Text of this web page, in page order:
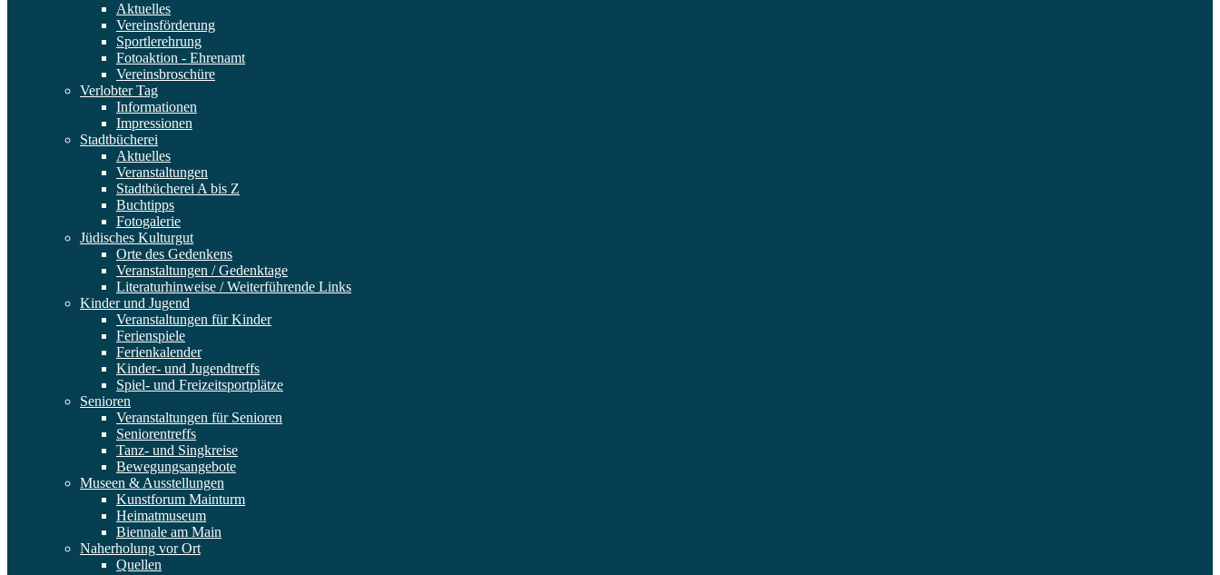
Aktuelles
Vereinsförderung
Sportlerehrung
Fotoaktion - Ehrenamt
Vereinsbroschüre
Verlobter Tag
Informationen
Impressionen
Stadtbücherei
Aktuelles
Veranstaltungen
Stadtbücherei A bis Z
Buchtipps
Fotogalerie
Jüdisches Kulturgut
Orte des Gedenkens
Veranstaltungen / Gedenktage
Literaturhinweise / Weiterführende Links
Kinder und Jugend
Veranstaltungen für Kinder
Ferienspiele
Ferienkalender
Kinder- und Jugendtreffs
Spiel- und Freizeitsportplätze
Senioren
Veranstaltungen für Senioren
Seniorentreffs
Tanz- und Singkreise
Bewegungsangebote
Museen & Ausstellungen
Kunstforum Mainturm
Heimatmuseum
Biennale am Main
Naherholung vor Ort
Quellen